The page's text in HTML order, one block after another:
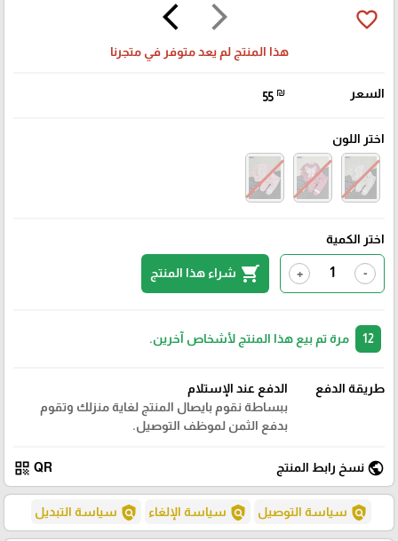
arrow_forward_ios
arrow_back_ios favorite_border
هذا المنتج لم يعد متوفر في متجرنا
السعر 55 ₪
اختر اللون
اختر الكمية
-
+
shopping_cart شراء هذا المنتج
مرة تم بيع هذا المنتج لأشخاص آخرين.
طريقة الدفع
الدفع عند الإستلام
ببساطة نقوم بايصال المنتج لغاية منزلك وتقوم
بدفع الثمن لموظف التوصيل.
public نسخ رابط المنتج QR
qr_code
policy سياسة التوصيل policy سياسة الإلغاء policy سياسة التبديل